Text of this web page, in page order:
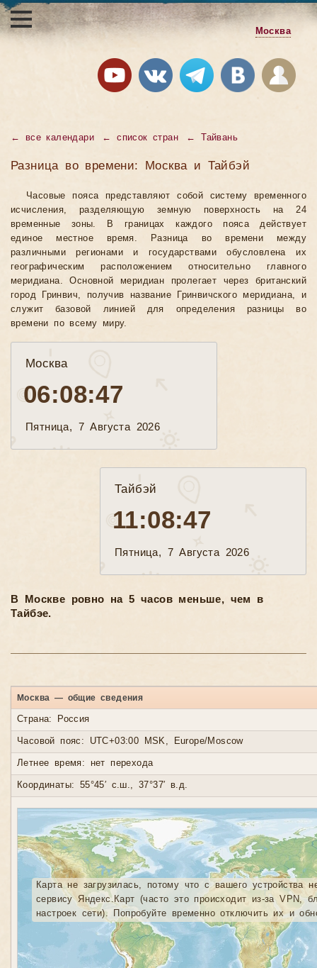
Москва
← все календари ←список стран ← Тайвань
Разница во времени: Москва и Тайбэй
Часовые пояса представляют собой систему временного
исчисления, разделяющую земную поверхность на 24
временные зоны. В границах каждого пояса действует
единое местное время. Разница во времени между
различными регионами и государствами обусловлена их
географическим расположением относительно главного
меридиана. Основной меридиан пролегает через британский
город Гринвич, получив название Гринвичского меридиана, и
служит базовой линией для определения разницы во
времени по всему миру.
Москва
06:08:49
Пятница, 7 Августа 2026
Тайбэй
11:08:49
Пятница, 7 Августа 2026
В Москве ровно на 5 часов меньше, чем в
Тайбэе.
Москва — общие сведения
Страна: Россия
Часовой пояс: UTC+03:00 MSK, Europe/Moscow
Летнее время: нет перехода
Координаты: 55°45′ с.ш., 37°37′ в.д.
Карта не загрузилась, потому что с вашего устройства
сервису Яндекс.Карт (часто это происходит из-за VPN,
настроек сети). Попробуйте временно отключить их и